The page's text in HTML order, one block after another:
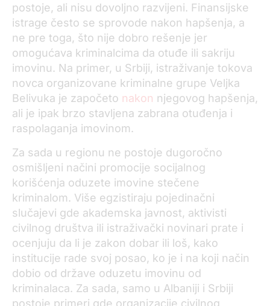
postoje, ali nisu dovoljno razvijeni. Finansijske
istrage često se sprovode nakon hapšenja, a
ne pre toga, što nije dobro rešenje jer
omogućava kriminalcima da otuđe ili sakriju
imovinu. Na primer, u Srbiji, istraživanje tokova
novca organizovane kriminalne grupe Veljka
Belivuka je započeto nakon njegovog hapšenja,
ali je ipak brzo stavljena zabrana otuđenja i
raspolaganja imovinom.
Za sada u regionu ne postoje dugoročno
osmišljeni načini promocije socijalnog
korišćenja oduzete imovine stečene
kriminalom. Više egzistiraju pojedinačni
slučajevi gde akademska javnost, aktivisti
civilnog društva ili istraživački novinari prate i
ocenjuju da li je zakon dobar ili loš, kako
institucije rade svoj posao, ko je i na koji način
dobio od države oduzetu imovinu od
kriminalaca. Za sada, samo u Albaniji i Srbiji
postoje primeri gde organizacije civilnog